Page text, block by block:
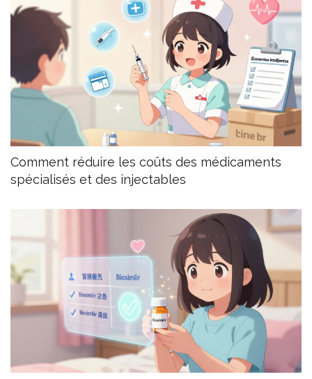
Comment réduire les coûts des médicaments
spécialisés et des injectables